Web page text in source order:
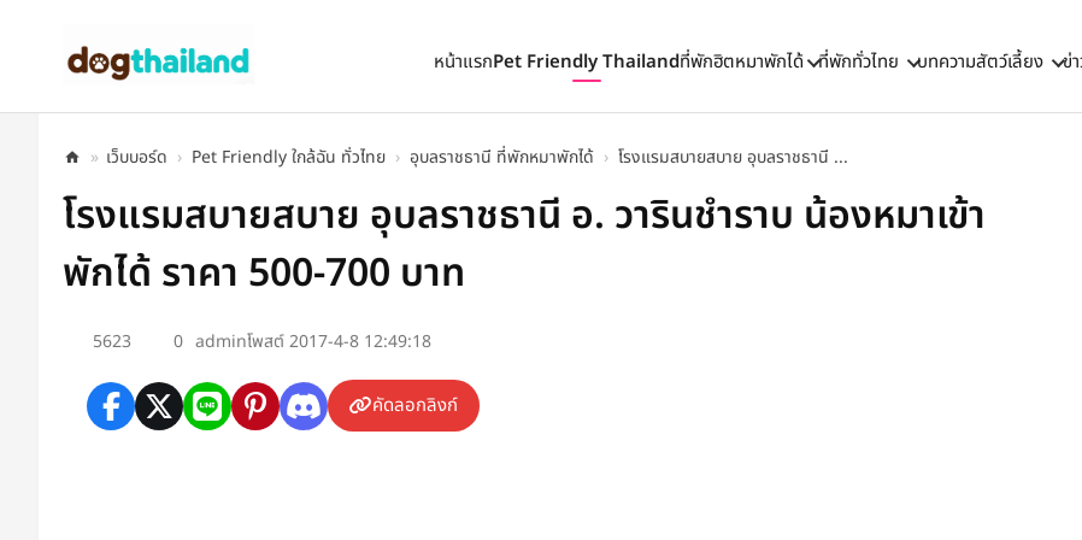
หน้าแรกPet Friendly Thailandที่พักฮิตหมาพักได้ ที่พักทั่วไทย บทความสัตว์เลี้ยง ข่
» เว็บบอร์ด › Pet Friendly ใกล้ฉัน ทั่วไทย › อุบลราชธานี ที่พักหมาพักได้ › โรงแรมสบายสบาย อุบลราชธานี ...
โรงแรมสบายสบาย อุบลราชธานี อ. วารินชำราบ น้องหมาเข้า
พักได้ ราคา 500-700 บาท
5623 0 adminโพสต์ 2017-4-8 12:49:18
คัดลอกลิงก์